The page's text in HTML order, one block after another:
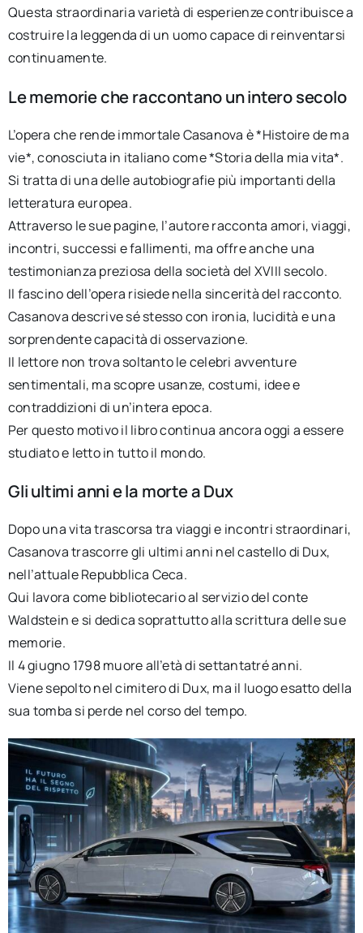
Questa straordinaria varietà di esperienze contribuisce a
costruire la leggenda di un uomo capace di reinventarsi
continuamente.
Le memorie che raccontano un intero secolo
L’opera che rende immortale Casanova è *Histoire de ma
vie*, conosciuta in italiano come *Storia della mia vita*.
Si tratta di una delle autobiografie più importanti della
letteratura europea.
Attraverso le sue pagine, l’autore racconta amori, viaggi,
incontri, successi e fallimenti, ma offre anche una
testimonianza preziosa della società del XVIII secolo.
Il fascino dell’opera risiede nella sincerità del racconto.
Casanova descrive sé stesso con ironia, lucidità e una
sorprendente capacità di osservazione.
Il lettore non trova soltanto le celebri avventure
sentimentali, ma scopre usanze, costumi, idee e
contraddizioni di un’intera epoca.
Per questo motivo il libro continua ancora oggi a essere
studiato e letto in tutto il mondo.
Gli ultimi anni e la morte a Dux
Dopo una vita trascorsa tra viaggi e incontri straordinari,
Casanova trascorre gli ultimi anni nel castello di Dux,
nell’attuale Repubblica Ceca.
Qui lavora come bibliotecario al servizio del conte
Waldstein e si dedica soprattutto alla scrittura delle sue
memorie.
Il 4 giugno 1798 muore all’età di settantatré anni.
Viene sepolto nel cimitero di Dux, ma il luogo esatto della
sua tomba si perde nel corso del tempo.